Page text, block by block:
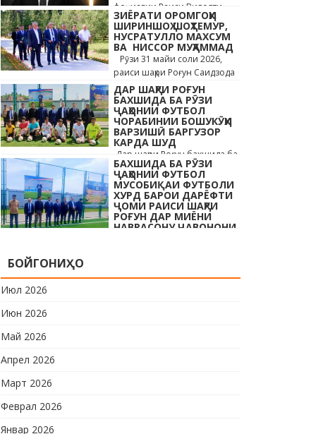
фоҷиавии Раиси Вилояти
Мухтори Кӯҳистони Бадахшон
Алишер …
ЗИЁРАТИ ОРОМГОҲИ
ШИРИНШОҲ ШОҲТЕМУР,
НУСРАТУЛЛО МАХСУМ
ВА НИССОР МУҲАММАД
Рӯзи 31 майи соли 2026,
раиси шаҳри Роғун Саидзода
Сунъатулло бо ҳайъати
кормандони дастгоҳи раиси
шаҳр ва роҳбарони мақомотҳои
…
ДАР ШАҲРИ РОҒУН
БАХШИДА БА РӮЗИ
ҶАҲОНИИ ФУТБОЛ
ЧОРАБИНИИ БОШУКӮҲИ
ВАРЗИШӢ БАРГУЗОР
КАРДА ШУД
Дар шаҳри Роғун бахшида ба
Рӯзи ҷавонони Тоҷикистон ва
Рӯзи ҷаҳонии футбол бо
иштироки 10 даста
мусобиқаи кушоди шаҳри аз
…
БАХШИДА БА РӮЗИ
ҶАҲОНИИ ФУТБОЛ
МУСОБИҚАИ ФУТБОЛИ
ХУРД БАРОИ ДАРЁФТИ
ҶОМИ РАИСИ ШАҲРИ
РОҒУН ДАР МИЁНИ
НАВРАСОНУ ҶАВОНОНИ
БОЙГОНИҲО
Июл 2026
Июн 2026
Май 2026
Апрел 2026
Март 2026
Феврал 2026
Январ 2026